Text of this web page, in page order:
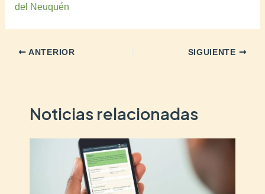
del Neuquén
ANTERIOR SIGUIENTE
Noticias relacionadas